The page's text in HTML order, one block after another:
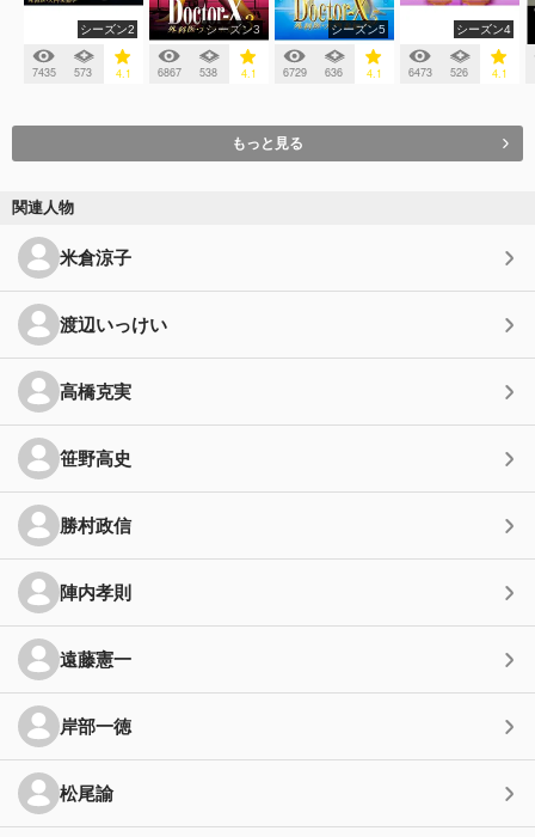
シーズン2
7435 573 4.1
シーズン3
6867 538 4.1
シーズン5
6729 636 4.1
シーズン4
6473 526 4.1
もっと見る
関連人物
米倉涼子
渡辺いっけい
高橋克実
笹野高史
勝村政信
陣内孝則
遠藤憲一
岸部一徳
松尾諭